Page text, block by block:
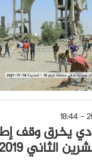
يخرق وقف